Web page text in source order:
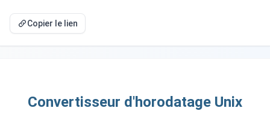
Copier le lien
Convertisseur d'horodatage Unix